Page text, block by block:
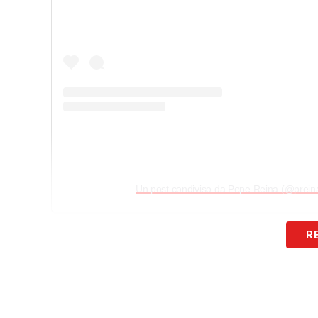
LA PLAYLIST DELLE NOSTRE TOP